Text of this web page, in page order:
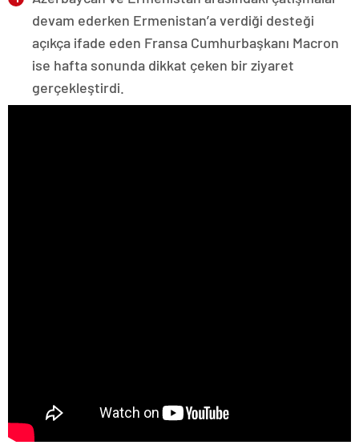
devam ederken Ermenistan’a verdiği desteği
açıkça ifade eden Fransa Cumhurbaşkanı Macron
ise hafta sonunda dikkat çeken bir ziyaret
gerçekleştirdi.